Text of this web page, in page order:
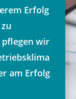
Erfolg
pflegen wir
am Erfolg